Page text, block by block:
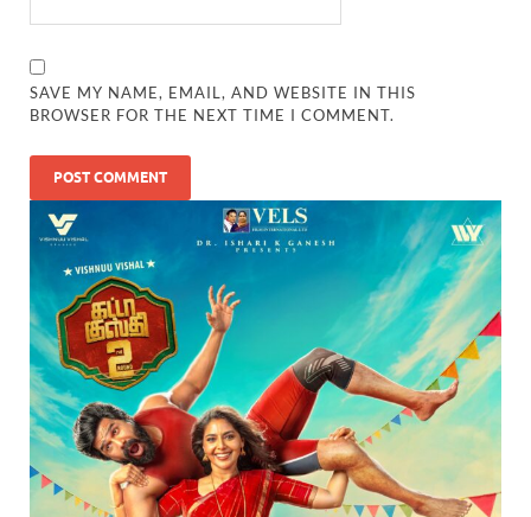
SAVE MY NAME, EMAIL, AND WEBSITE IN THIS
BROWSER FOR THE NEXT TIME I COMMENT.